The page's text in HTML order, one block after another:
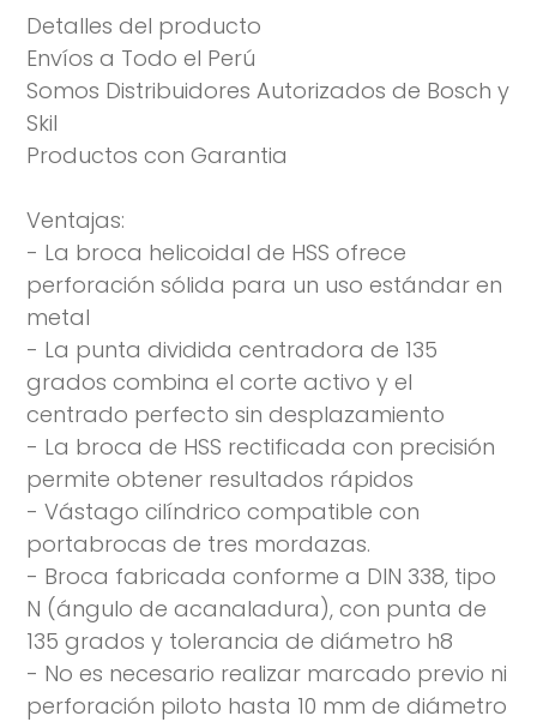
el
producto
a
tu
carrito
de
Detalles del producto
Envíos a Todo el Perú
Somos Distribuidores Autorizados de Bosch y
Skil
Productos con Garantia
Ventajas:
- La broca helicoidal de HSS ofrece
perforación sólida para un uso estándar en
metal
- La punta dividida centradora de 135
grados combina el corte activo y el
centrado perfecto sin desplazamiento
- La broca de HSS rectificada con precisión
permite obtener resultados rápidos
- Vástago cilíndrico compatible con
portabrocas de tres mordazas.
- Broca fabricada conforme a DIN 338, tipo
N (ángulo de acanaladura), con punta de
135 grados y tolerancia de diámetro h8
- No es necesario realizar marcado previo ni
perforación piloto hasta 10 mm de diámetro